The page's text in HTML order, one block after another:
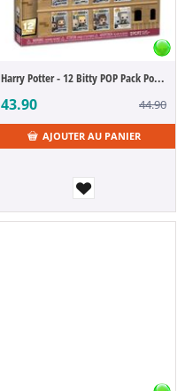
Harry Potter - 12 Bitty POP Pack Poudlard (POP Figure Bitty 4-Pack)
43.90 44.90
AJOUTER AU PANIER